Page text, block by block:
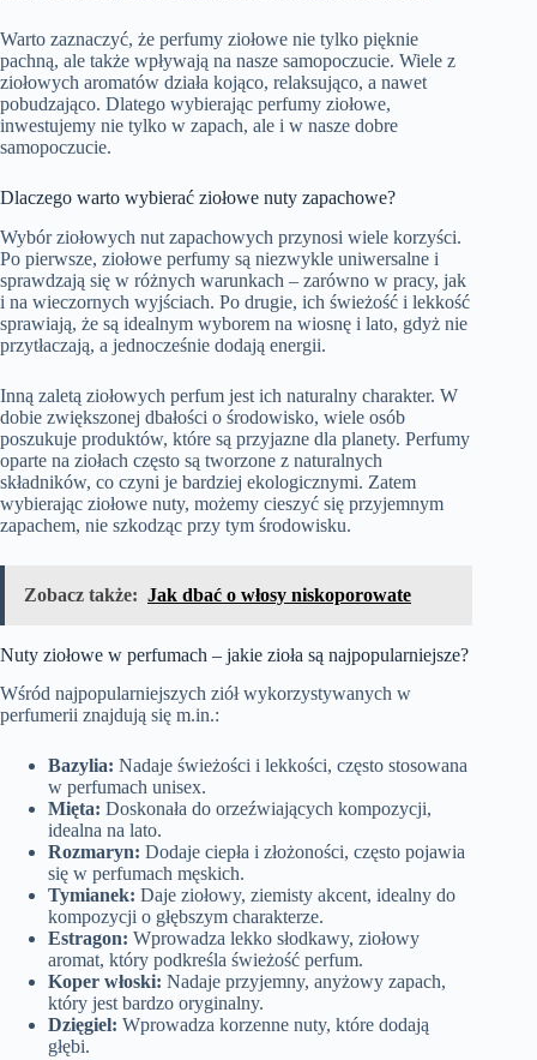
Warto zaznaczyć, że perfumy ziołowe nie tylko pięknie
pachną, ale także wpływają na nasze samopoczucie. Wiele z
ziołowych aromatów działa kojąco, relaksująco, a nawet
pobudzająco. Dlatego wybierając perfumy ziołowe,
inwestujemy nie tylko w zapach, ale i w nasze dobre
samopoczucie.
Dlaczego warto wybierać ziołowe nuty zapachowe?
Wybór ziołowych nut zapachowych przynosi wiele korzyści.
Po pierwsze, ziołowe perfumy są niezwykle uniwersalne i
sprawdzają się w różnych warunkach – zarówno w pracy, jak
i na wieczornych wyjściach. Po drugie, ich świeżość i lekkość
sprawiają, że są idealnym wyborem na wiosnę i lato, gdyż nie
przytłaczają, a jednocześnie dodają energii.
Inną zaletą ziołowych perfum jest ich naturalny charakter. W
dobie zwiększonej dbałości o środowisko, wiele osób
poszukuje produktów, które są przyjazne dla planety. Perfumy
oparte na ziołach często są tworzone z naturalnych
składników, co czyni je bardziej ekologicznymi. Zatem
wybierając ziołowe nuty, możemy cieszyć się przyjemnym
zapachem, nie szkodząc przy tym środowisku.
Zobacz także: Jak dbać o włosy niskoporowate
Nuty ziołowe w perfumach – jakie zioła są najpopularniejsze?
Wśród najpopularniejszych ziół wykorzystywanych w
perfumerii znajdują się m.in.:
Bazylia: Nadaje świeżości i lekkości, często stosowana
w perfumach unisex.
Mięta: Doskonała do orzeźwiających kompozycji,
idealna na lato.
Rozmaryn: Dodaje ciepła i złożoności, często pojawia
się w perfumach męskich.
Tymianek: Daje ziołowy, ziemisty akcent, idealny do
kompozycji o głębszym charakterze.
Estragon: Wprowadza lekko słodkawy, ziołowy
aromat, który podkreśla świeżość perfum.
Koper włoski: Nadaje przyjemny, anyżowy zapach,
który jest bardzo oryginalny.
Dzięgiel: Wprowadza korzenne nuty, które dodają
głębi.